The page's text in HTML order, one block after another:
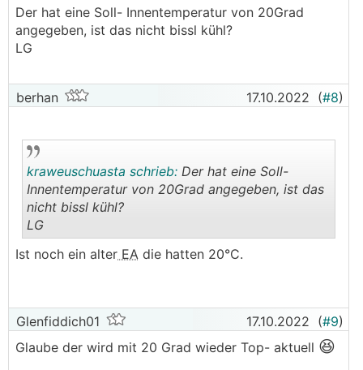
Der hat eine Soll- Innentemperatur von 20Grad
angegeben, ist das nicht bissl kühl?
LG
berhan 17.10.2022 (#8)
..
kraweuschuasta schrieb: Der hat eine Soll-
Innentemperatur von 20Grad angegeben, ist das
nicht bissl kühl?
LG
Ist noch ein alter EA die hatten 20°C.
Glenfiddich01 17.10.2022 (#9)
Glaube der wird mit 20 Grad wieder Top- aktuell 😆